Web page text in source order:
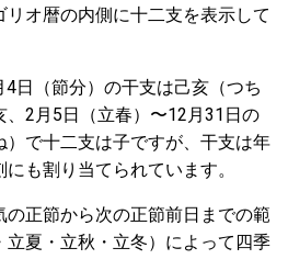
リオ暦の内側に十二支を表示して
日（節分）の干支は己亥（つち
、2月5日（立春）〜12月31日の
で十二支は子ですが、干支は年
も割り当てられています。
の正節から次の正節前日までの範
立夏・立秋・立冬）によって四季